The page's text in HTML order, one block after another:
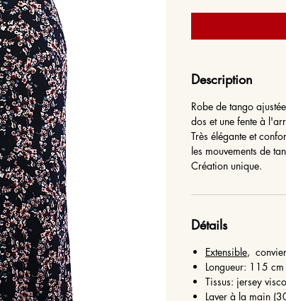
Description
Robe de tango
dos et une fente à
Très élégante et
les mouvements de
Création unique.
Détails
Extensible,
Longueur: 115
Tissus: jersey
Laver à la main